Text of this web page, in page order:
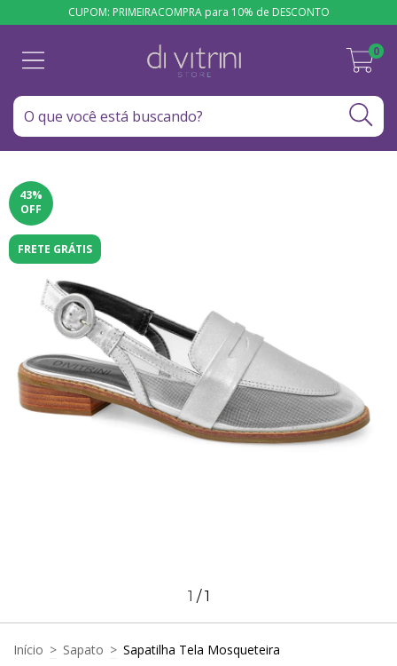
CUPOM: PRIMEIRACOMPRA para 10% de DESCONTO
0
43%
OFF
FRETE GRÁTIS
1 /1
Início > Sapato > Sapatilha Tela Mosqueteira